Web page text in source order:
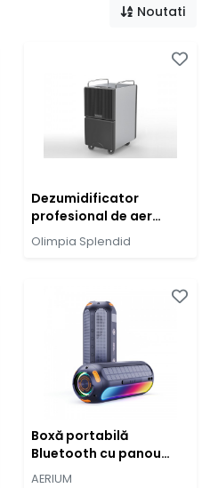
Noutati
Dezumidificator
profesional de aer
Olimpia Splendid
SECCOPROF 30P
Olimpia Splendid
Boxă portabilă
Bluetooth cu panou
solar AERIUM T5000 LED
AERIUM